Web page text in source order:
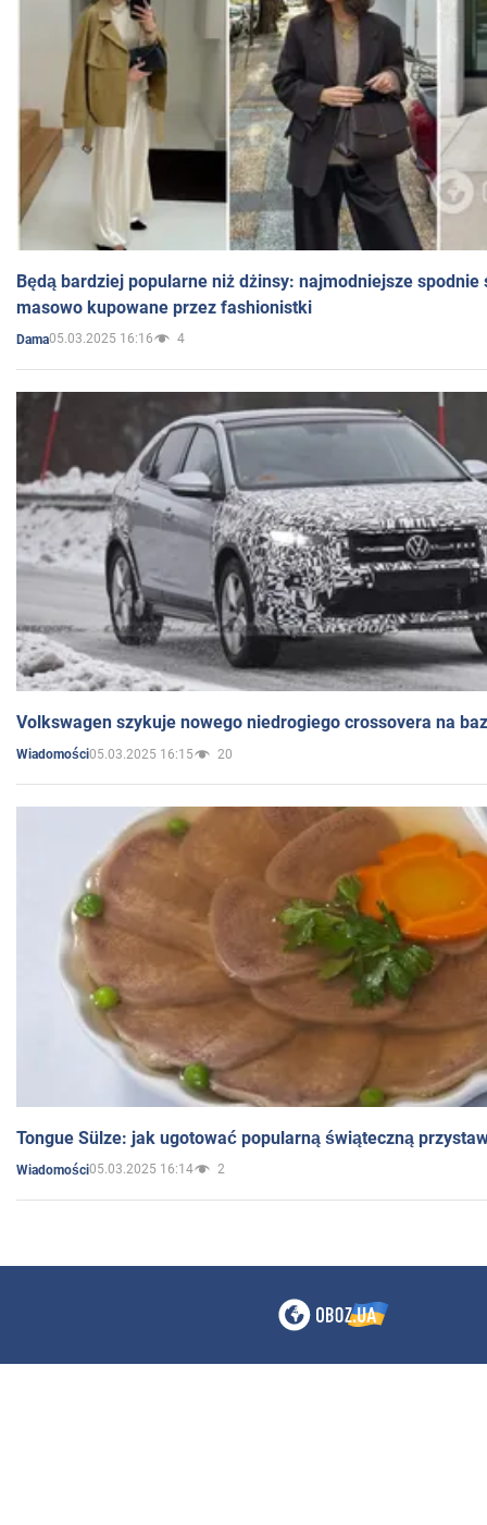
Będą bardziej popularne niż dżinsy: najmodniejsze spodnie
masowo kupowane przez fashionistki
Dama05.03.2025 16:16 4
Volkswagen szykuje nowego niedrogiego crossovera na
Wiadomości05.03.2025 16:15 20
Tongue Sülze: jak ugotować popularną świąteczną
Wiadomości05.03.2025 16:14 2